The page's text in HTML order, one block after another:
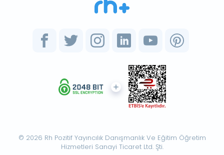
© 2026 Rh Pozitif Yayıncılık Danışmanlık Ve Eğitim Öğretim
Hizmetleri Sanayi Ticaret Ltd. Şti.